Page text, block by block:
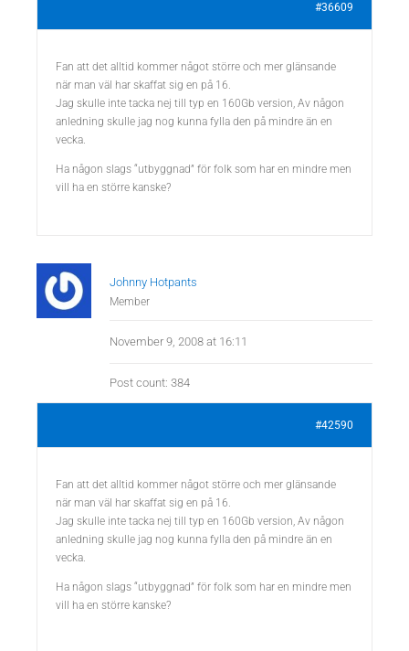
#36609
Fan att det alltid kommer något större och mer glänsande
när man väl har skaffat sig en på 16.
Jag skulle inte tacka nej till typ en 160Gb version, Av någon
anledning skulle jag nog kunna fylla den på mindre än en
vecka.
Ha någon slags “utbyggnad” för folk som har en mindre men
vill ha en större kanske?
Johnny Hotpants
Member
November 9, 2008 at 16:11
Post count: 384
#42590
Fan att det alltid kommer något större och mer glänsande
när man väl har skaffat sig en på 16.
Jag skulle inte tacka nej till typ en 160Gb version, Av någon
anledning skulle jag nog kunna fylla den på mindre än en
vecka.
Ha någon slags “utbyggnad” för folk som har en mindre men
vill ha en större kanske?